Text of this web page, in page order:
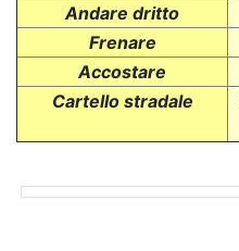
Andare dritto
Frenare
Accostare
Cartello stradale